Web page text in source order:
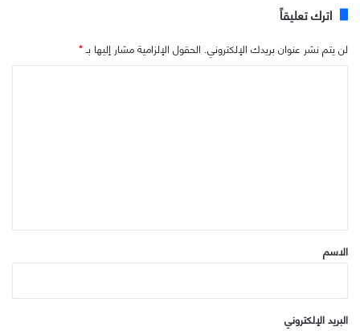
اترك تعليقاً
لن يتم نشر عنوان بريدك الإلكتروني. الحقول الإلزامية مشار إليها بـ*
*
الاسم
البريد الإلكتروني